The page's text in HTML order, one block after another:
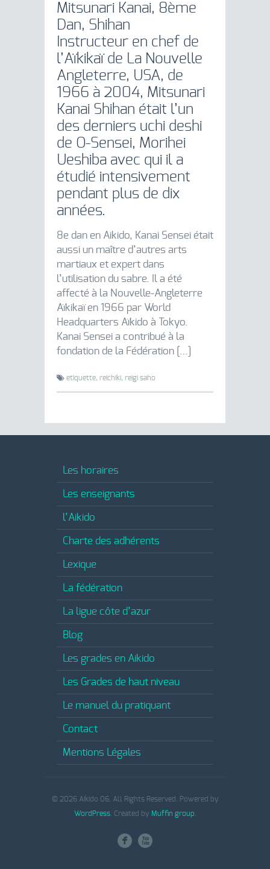
Mitsunari Kanai, 8ème
Dan, Shihan
Instructeur en chef de
l’Aïkikaï de La Nouvelle
Angleterre, USA, de
1966 à 2004, Mitsunari
Kanai Shihan était l’un
des derniers uchi deshi
de O-Sensei, Morihei
Ueshiba avec qui il a
étudié intensivement
pendant plus de dix
années.
8e dan en Aikido, Kanai Sensei était
aussi un maître d’autres arts
martiaux et expert dans
l’utilisation du sabre. Il a été
affecté à la Nouvelle-Angleterre
Aïkikaï en 1966 par World
Headquarters Aïkido à Tokyo.
Kanai Sensei a contribué à la
fondation de la Fédération […]
etiquette, reichiki, reigi saho
Les horaires
Les enseignants
l’Aikido
Charte des adhérents
Lexique
La fédération
La ligue côte d’azur
Blog
Les grades en Aikido
Les Grades de haut niveau
Le manuel du pratiquant
Contact
Mentions Légales
© 2026 Aikido 06. All Rights Reserved. Powered by
WordPress. Created by Muffin group.
F X